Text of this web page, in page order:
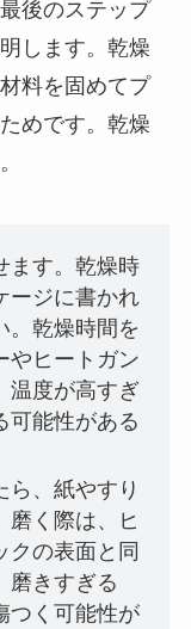
後のステップ
します。乾燥
料を固めてプ
めです。乾燥
ます。乾燥時
ージに書かれ
。乾燥時間を
やヒートガン
温度が高すぎ
可能性がある
ら、紙やすり
磨く際は、ヒ
クの表面と同
磨きすぎる
つく可能性が